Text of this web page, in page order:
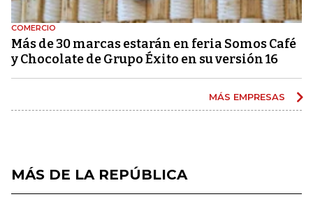
COMERCIO
Más de 30 marcas estarán en feria Somos Café
y Chocolate de Grupo Éxito en su versión 16
MÁS EMPRESAS
MÁS DE LA REPÚBLICA